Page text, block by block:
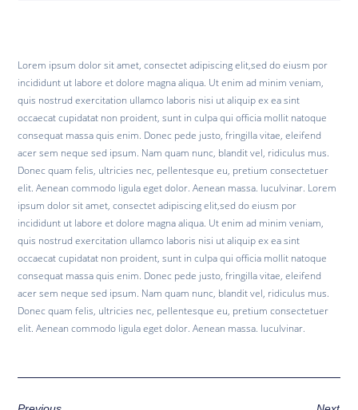
Lorem ipsum dolor sit amet, consectet adipiscing elit,sed do eiusm por
incididunt ut labore et dolore magna aliqua. Ut enim ad minim veniam,
quis nostrud exercitation ullamco laboris nisi ut aliquip ex ea sint
occaecat cupidatat non proident, sunt in culpa qui officia mollit natoque
consequat massa quis enim. Donec pede justo, fringilla vitae, eleifend
acer sem neque sed ipsum. Nam quam nunc, blandit vel, ridiculus mus.
Donec quam felis, ultricies nec, pellentesque eu, pretium consectetuer
elit. Aenean commodo ligula eget dolor. Aenean massa. luculvinar. Lorem
ipsum dolor sit amet, consectet adipiscing elit,sed do eiusm por
incididunt ut labore et dolore magna aliqua. Ut enim ad minim veniam,
quis nostrud exercitation ullamco laboris nisi ut aliquip ex ea sint
occaecat cupidatat non proident, sunt in culpa qui officia mollit natoque
consequat massa quis enim. Donec pede justo, fringilla vitae, eleifend
acer sem neque sed ipsum. Nam quam nunc, blandit vel, ridiculus mus.
Donec quam felis, ultricies nec, pellentesque eu, pretium consectetuer
elit. Aenean commodo ligula eget dolor. Aenean massa. luculvinar.